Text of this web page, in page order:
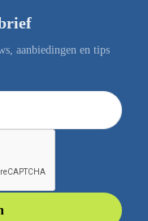
aanbiedingen en tips